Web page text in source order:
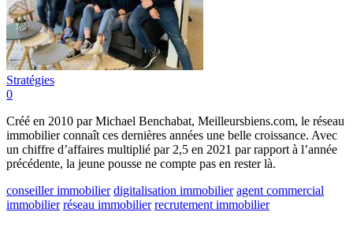
Stratégies
0
Créé en 2010 par Michael Benchabat, Meilleursbiens.com, le réseau
immobilier connaît ces dernières années une belle croissance. Avec
un chiffre d’affaires multiplié par 2,5 en 2021 par rapport à l’année
précédente, la jeune pousse ne compte pas en rester là.
conseiller immobilier digitalisation immobilier agent commercial
immobilier réseau immobilier recrutement immobilier